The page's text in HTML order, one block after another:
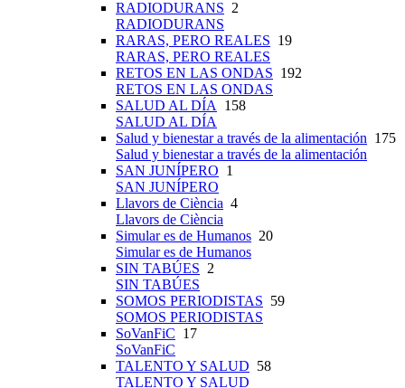
RADIODURANS 2
RADIODURANS
RARAS, PERO REALES 19
RARAS, PERO REALES
RETOS EN LAS ONDAS 192
RETOS EN LAS ONDAS
SALUD AL DÍA 158
SALUD AL DÍA
Salud y bienestar a través de la alimentación 175
Salud y bienestar a través de la alimentación
SAN JUNÍPERO 1
SAN JUNÍPERO
Llavors de Ciència 4
Llavors de Ciència
Simular es de Humanos 20
Simular es de Humanos
SIN TABÚES 2
SIN TABÚES
SOMOS PERIODISTAS 59
SOMOS PERIODISTAS
SoVanFiC 17
SoVanFiC
TALENTO Y SALUD 58
TALENTO Y SALUD